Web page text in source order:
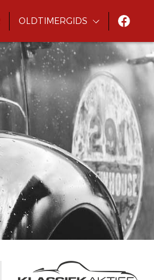
OLDTIMERGIDS